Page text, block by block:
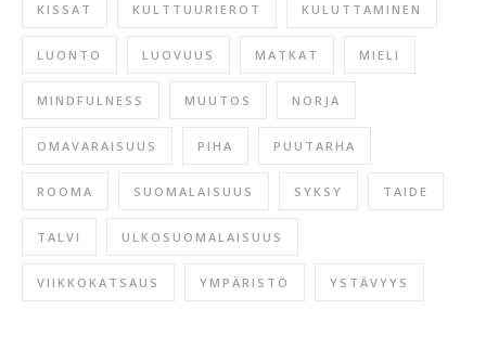
KISSAT KULTTUURIEROT KULUTTAMINEN
LUONTO LUOVUUS MATKAT MIELI
MINDFULNESS MUUTOS NORJA
OMAVARAISUUS PIHA PUUTARHA
ROOMA SUOMALAISUUS SYKSY TAIDE
TALVI ULKOSUOMALAISUUS
VIIKKOKATSAUS YMPÄRISTÖ YSTÄVYYS